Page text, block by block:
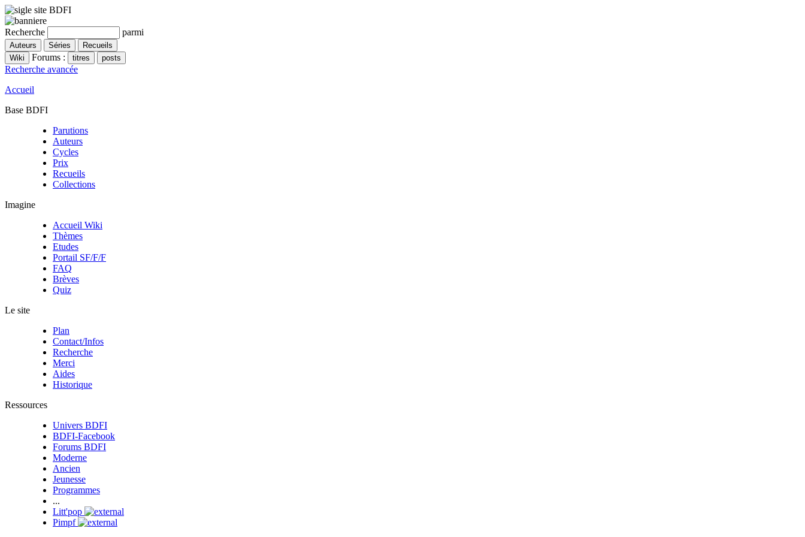
Recherche parmi
Forums :
Recherche avancée
Accueil
Base BDFI
Parutions
Auteurs
Cycles
Prix
Recueils
Collections
Imagine
Accueil Wiki
Thèmes
Etudes
Portail SF/F/F
FAQ
Brèves
Quiz
Le site
Plan
Contact/Infos
Recherche
Merci
Aides
Historique
Ressources
Univers BDFI
BDFI-Facebook
Forums BDFI
Moderne
Ancien
Jeunesse
Programmes
...
Litt'pop
Pimpf